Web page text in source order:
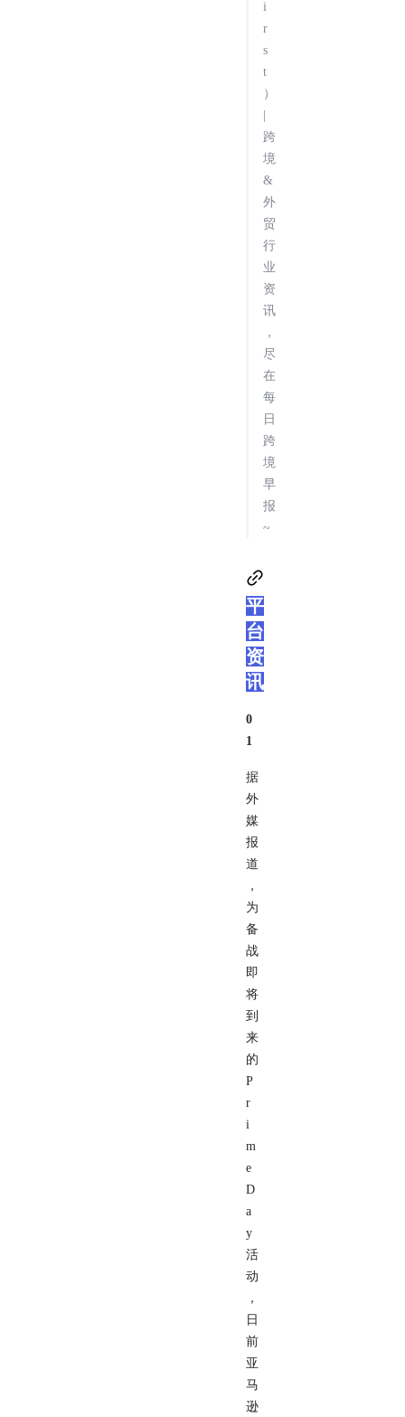
i
r
s
t
）
跨
境
&
外
贸
行
业
资
讯
，
尽
在
每
日
跨
境
早
报
~
平
台
资
讯
0
1
据
外
媒
报
道
，
为
备
战
即
将
到
来
的
P
r
i
m
e
D
a
y
活
动
，
日
前
亚
马
逊